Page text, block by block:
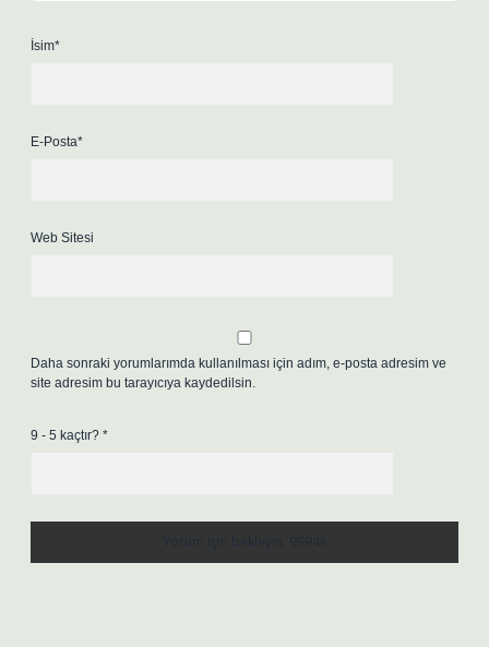
İsim*
E-Posta*
Web Sitesi
Daha sonraki yorumlarımda kullanılması için adım, e-posta adresim ve
site adresim bu tarayıcıya kaydedilsin.
9 - 5 kaçtır? *